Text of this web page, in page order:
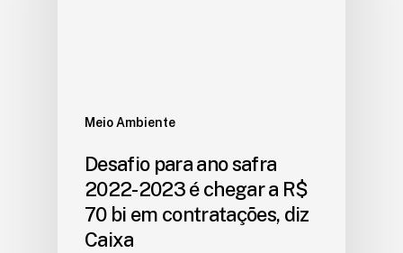
Meio Ambiente
Desafio para ano safra
2022-2023 é chegar a R$
70 bi em contratações, diz
Caixa